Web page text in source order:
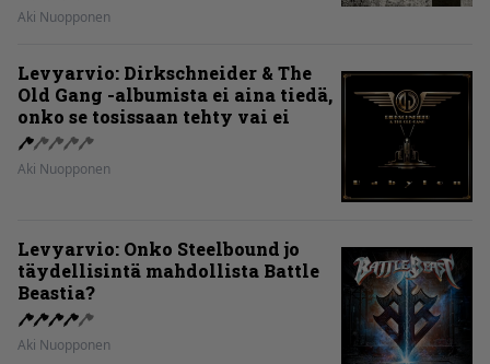
Aki Nuopponen
Levyarvio: Dirkschneider & The
Old Gang -albumista ei aina tiedä,
onko se tosissaan tehty vai ei
Aki Nuopponen
Levyarvio: Onko Steelbound jo
täydellisintä mahdollista Battle
Beastia?
Aki Nuopponen